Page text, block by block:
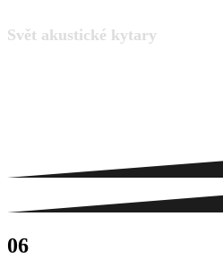
Svět akustické kytary
06